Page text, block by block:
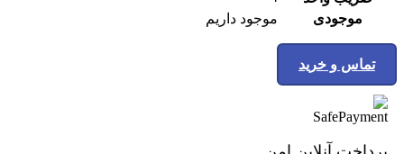
موجودی
موجود داریم
تماس و خرید